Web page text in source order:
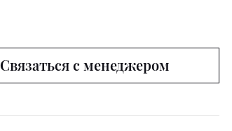
Связаться с менеджером